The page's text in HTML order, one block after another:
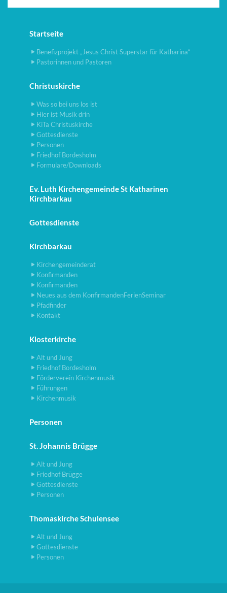
Startseite
Benefizprojekt „Jesus Christ Superstar für Katharina“
Pastorinnen und Pastoren
Christuskirche
Was so bei uns los ist
Hier ist Musik drin
KiTa Christuskirche
Gottesdienste
Personen
Friedhof Bordesholm
Formulare/Downloads
Ev. Luth Kirchengemeinde St Katharinen
Kirchbarkau
Gottesdienste
Kirchbarkau
Kirchengemeinderat
Konfirmanden
Konfirmanden
Neues aus dem KonfirmandenFerienSeminar
Pfadfinder
Kontakt
Klosterkirche
Alt und Jung
Friedhof Bordesholm
Förderverein Kirchenmusik
Führungen
Kirchenmusik
Personen
St. Johannis Brügge
Alt und Jung
Friedhof Brügge
Gottesdienste
Personen
Thomaskirche Schulensee
Alt und Jung
Gottesdienste
Personen